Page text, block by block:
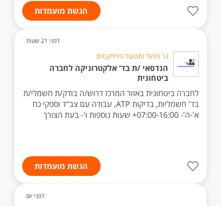
הגשת מועמדות
לפני 21 שעות
נר ניהול ותפעול פרוייקטים
הנדסאי /ת בד' אלקטרוניקה לחברה
ביטחונית
לחברה ביטחונית באזור המרכז דרוש/ה בודק/ת חשמלי/ת
בד' חשמליות, בדיקות ATP, עבודה עם צב"ד וספקי כח
א'-ה'- 07:00-16:00+ שעות נוספות ו'- בעת הצורך
הגשת מועמדות
לפני יום